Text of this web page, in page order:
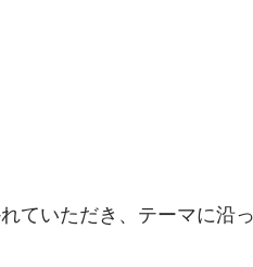
ていただき、テーマに沿